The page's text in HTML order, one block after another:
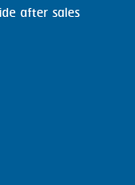
after sales